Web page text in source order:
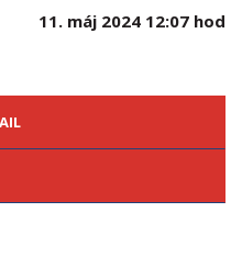
11. máj 2024 12:07 hod